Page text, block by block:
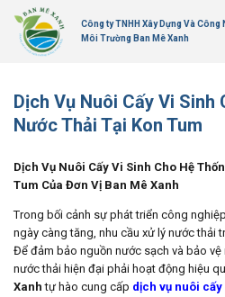
qua
Công ty TNHH Xây Dựng Và Công
Môi Trường Ban Mê Xanh
Dịch Vụ Nuôi Cấy Vi Sinh
Nước Thải Tại Kon Tum
Dịch Vụ Nuôi Cấy Vi Sinh Cho Hệ
Tum Của Đơn Vị Ban Mê Xanh
Trong bối cảnh sự phát triển công
ngày càng tăng, nhu cầu xử lý nước thải
Để đảm bảo nguồn nước sạch và bảo
nước thải hiện đại phải hoạt động hiệu
Xanh tự hào cung cấp dịch vụ nuôi